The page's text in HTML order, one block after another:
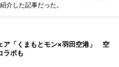
介した記事だった。
ア「くまもとモン×羽田空港」 空
ラボも